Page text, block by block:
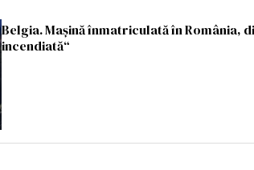
Belgia. Mașină înmatriculată în România,
incendiată“